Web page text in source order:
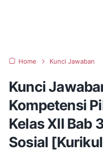
Home Kunci Jawaban
Kunci
Kompetensi
Kelas XII Bab
Sosial